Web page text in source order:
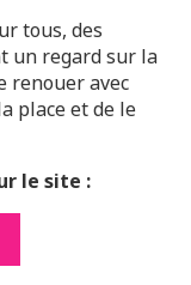
tous, des
un regard sur la
renouer avec
place et de le
le site :